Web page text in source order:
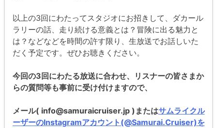
以上の3回にわたってスタジオにお招きして、ダカール
ラリーの話、走り続ける意義とは？冒険に出る魅力と
は？などなどを時間の許す限り、生放送でお話しいた
だく予定です。ぜひお聴きください。
今回の3回にわたる放送に合わせ、リスナーの皆さまか
らの質問等も事前に受け付けますので、
メール( info@samuraicruiser.jp )またはサムライクル
ーザーのInstagramアカウント(@Samurai.Cruiser)を